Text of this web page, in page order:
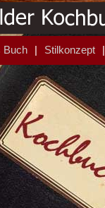
Buch Stilkonzept